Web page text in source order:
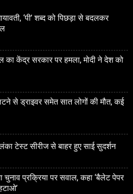
‘पी’ शब्द को पिछड़ा से बदलकर
का केंद्र सरकार पर हमला, मोदी ने देश को
से ड्राइवर समेत सात लोगों की मौत, कई
टेस्ट सीरीज से बाहर हुए साई सुदर्शन
चुनाव प्रक्रिया पर सवाल, कहा ‘बैलेट पेपर